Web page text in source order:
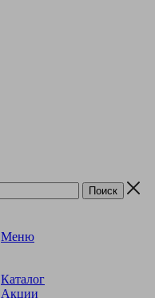
Меню
Каталог
Акции